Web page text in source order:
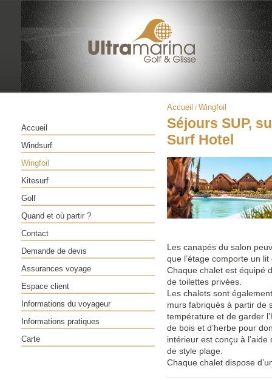
Accueil
Windsurf
Wingfoil
Kitesurf
Golf
Quand et où partir ?
Contact
Demande de devis
Assurances voyage
Espace client
Informations du voyageur
Informations pratiques
Carte
Accueil / Wingfoil
Séjours SUP,
Surf Hotel
Les canapés du salon
que l’étage comporte un lit
Chaque chalet est équipé
de toilettes privées.
Les chalets sont
murs fabriqués à partir de
température et de garder
de bois et d’herbe pour
intérieur est conçu à
de style plage.
Chaque chalet dispose